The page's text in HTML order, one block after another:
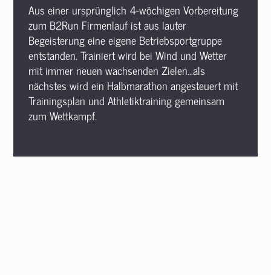
Aus einer ursprünglich 4-wöchigen Vorbereitung
zum B2Run Firmenlauf ist aus lauter
Begeisterung eine eigene Betriebsportgruppe
entstanden. Trainiert wird bei Wind und Wetter
mit immer neuen wachsenden Zielen…als
nächstes wird ein Halbmarathon angesteuert mit
Trainingsplan und Athletiktraining gemeinsam
zum Wettkampf.